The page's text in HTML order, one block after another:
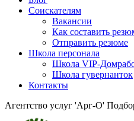
Соискателям
Вакансии
Как составить
Отправить резюме
Школа персонала
Школа VIP-
Школа гувернанток
Контакты
Агентство услуг 'Арг-О'